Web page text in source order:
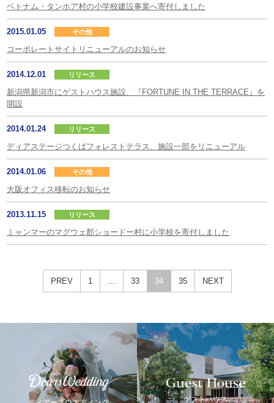
ベトナム・タンホア村の小学校建設事業へ寄付しました
2015.01.05 その他
コーポレートサイトリニューアルのお知らせ
2014.12.01 リリース
新潟県新潟市にゲストハウス施設、『FORTUNE IN THE TERRACE』を
開設
2014.01.24 リリース
ディアステージつくばフォレストテラス、施設一部をリニューアル
2014.01.06 その他
大阪オフィス移転のお知らせ
2013.11.15 リリース
ミャンマーのマグウェ郡ショードー村に小学校を寄付しました
PREV 1 … 33 34 35 NEXT
Guest House
ゲストハウス